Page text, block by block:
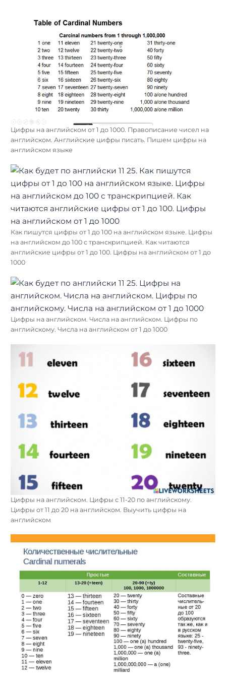
Цифры на английском от 1 до 1000. Правописание чисел на
английском. Английские цифры писать. Пишем цифры на
английском языке
Как пишутся цифры от 1 до 100 на английском языке. Цифры
на английском до 100 с транскрипцией. Как читаются
английские цифры от 1 до 100. Цифры на английском от 1 до
1000
Цифры на английском. Числа на английском. Цифры по
английскому. Числа на английском от 1 до 1000
Цифры на английском. Цифры с 11-20 по английскому.
Цифры от 11 до 20 на английском. Выучить цифры на
английском